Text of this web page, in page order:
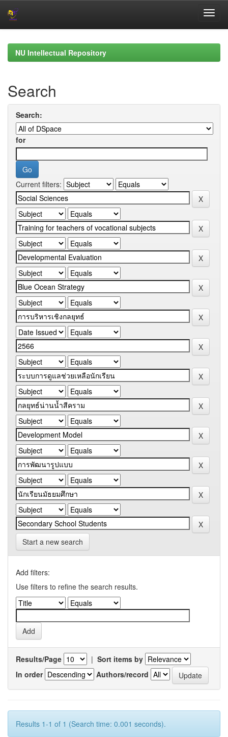
navigationNU Intellectual Repository
Search
Search:
for
Current filters:
Start a new search
Add filters:
Use filters to refine the search results.
Results/Page | Sort items by
In order
Authors/record
Results 1-1 of 1 (Search time: 0.001 seconds).